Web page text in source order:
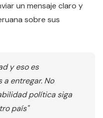
un mensaje claro y
sobre sus
y eso es
a entregar. No
política siga
país"